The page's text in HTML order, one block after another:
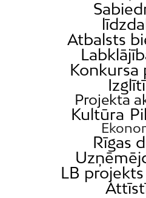
Atbalsts
Konkursa
Projekta
Kultūra
Rīgas
LB projekts